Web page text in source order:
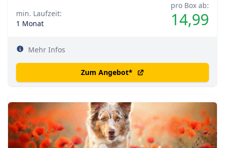
pro Box ab:
14,99
min. Laufzeit:
1 Monat
Mehr Infos
Zum Angebot*